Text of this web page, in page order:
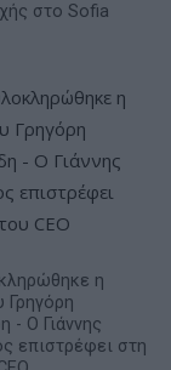
στο Sofia
η
Γρηγόρη
- Ο Γιάννης
επιστρέφει στη